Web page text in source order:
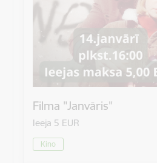
Filma "Janvāris"
Ieeja 5 EUR
Kino